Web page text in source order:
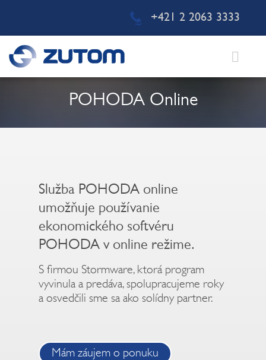
+421 2 2063 3333
POHODA Online
Služba POHODA online
umožňuje používanie
ekonomického softvéru
POHODA v online režime.
S firmou Stormware, ktorá program
vyvinula a predáva, spolupracujeme roky
a osvedčili sme sa ako solídny partner.
Mám záujem o ponuku